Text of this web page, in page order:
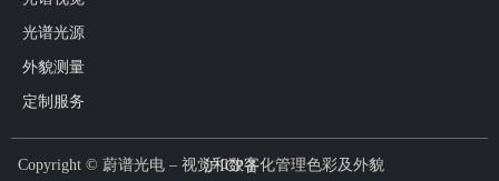
Copyright © 蔚谱光电 – 视觉和数字化管理色彩及外貌
光谱光源
外貌测量
定制服务
沪ICP备